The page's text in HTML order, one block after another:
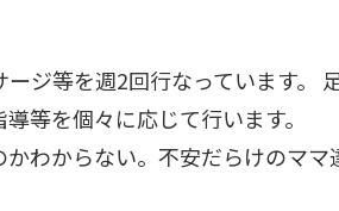
ジ等を週2回行なっています。
等を個々に応じて行います。
わからない。不安だらけのマ